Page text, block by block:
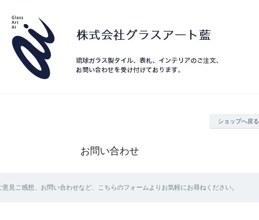
ショップへ戻る
お問い合わせ
見ご感想、お問い合わせなど、こちらのフォームよりお気軽にお尋ねください。